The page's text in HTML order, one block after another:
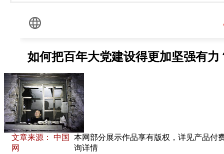
文章来源： 中国
网
本网部分展示作品享有版权，详见产品付
询详情